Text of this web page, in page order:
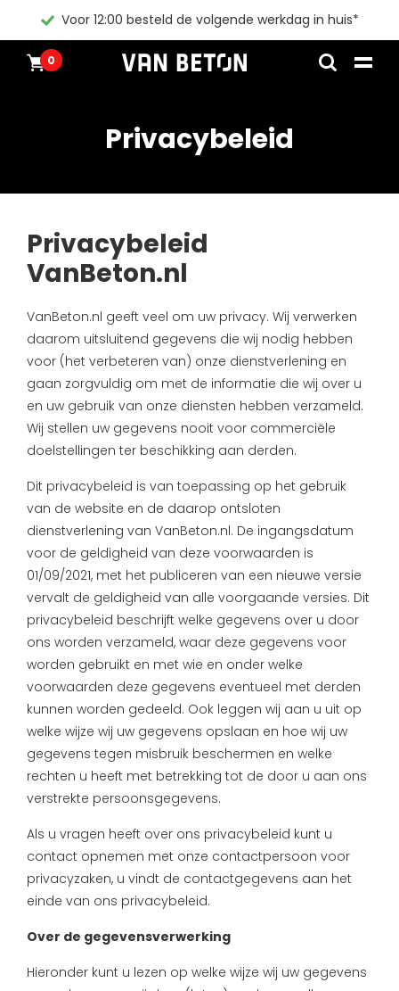
Voor 12:00 besteld de volgende werkdag in huis*
0
Technische DatasheetPrivacybeleid
Contact
Blogs
Producten
Pakketten
Verf
Primers
Gereedschap
Cadeaubon
Algemene voorwaarden
Instructievideos
Klachtenregeling
Privacybeleid
Verzending & Retourneren
About us
Inspiratie
Technische Datasheet
Inspiratie
FAQ
Privacybeleid
VanBeton.nl
VanBeton.nl geeft veel om uw privacy. Wij verwerken
daarom uitsluitend gegevens die wij nodig hebben
voor (het verbeteren van) onze dienstverlening en
gaan zorgvuldig om met de informatie die wij over u
en uw gebruik van onze diensten hebben verzameld.
Wij stellen uw gegevens nooit voor commerciële
doelstellingen ter beschikking aan derden.
Dit privacybeleid is van toepassing op het gebruik
van de website en de daarop ontsloten
dienstverlening van VanBeton.nl. De ingangsdatum
voor de geldigheid van deze voorwaarden is
01/09/2021, met het publiceren van een nieuwe versie
vervalt de geldigheid van alle voorgaande versies. Dit
privacybeleid beschrijft welke gegevens over u door
ons worden verzameld, waar deze gegevens voor
worden gebruikt en met wie en onder welke
voorwaarden deze gegevens eventueel met derden
kunnen worden gedeeld. Ook leggen wij aan u uit op
welke wijze wij uw gegevens opslaan en hoe wij uw
gegevens tegen misbruik beschermen en welke
rechten u heeft met betrekking tot de door u aan ons
verstrekte persoonsgegevens.
Als u vragen heeft over ons privacybeleid kunt u
contact opnemen met onze contactpersoon voor
privacyzaken, u vindt de contactgegevens aan het
einde van ons privacybeleid.
Over de gegevensverwerking
Hieronder kunt u lezen op welke wijze wij uw gegevens